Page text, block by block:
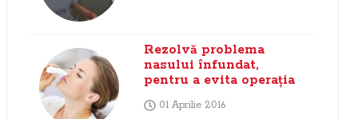
Rezolvă problema
nasului înfundat,
pentru a evita operaţia
01 Aprilie 2016